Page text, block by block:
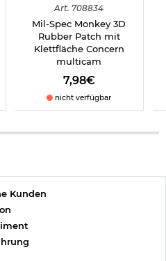
Art. 708834
Mil-Spec Monkey 3D
Rubber Patch mit
Klettfläche Concern
multicam
7,98€
nicht verfügbar
Kunden